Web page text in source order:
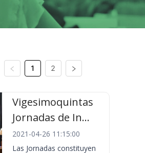
1 2
Vigesimoquintas
Jornadas de In...
2021-04-26 11:15:00
Las Jornadas constituyen